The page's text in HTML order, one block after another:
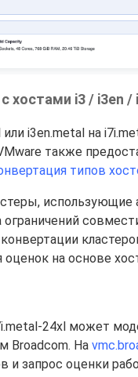
хостами i3 / i3en /
или i3en.metal на
также
типов
ограничений
оценок на основе
24xl может
Broadcom. На
и запрос оценки